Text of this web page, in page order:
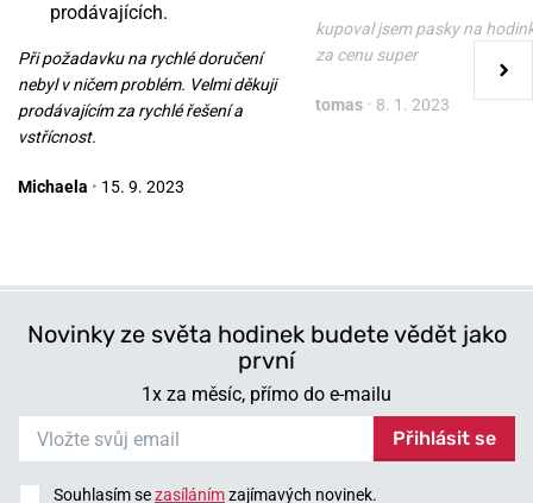
Wenger Urban Vintage
01.1021.116
Skladem v pondělí 10. 8. u vás
4 490 Kč
07.2122.042
1 100 Kč
prodávajících.
Při požadavku na rychlé doručení
nebyl v ničem problém. Velmi děkuji
prodávajícím za rychlé řešení a
vstřícnost.
Michaela • 15. 9. 2023
kupoval jsem pasky na
za cenu super
tomas • 8. 1. 2023
Novinky ze světa hodinek budete vědět jako
první
1x za měsíc, přímo do e-mailu
Přihlásit se
Souhlasím sezasílánímzajímavých novinek.